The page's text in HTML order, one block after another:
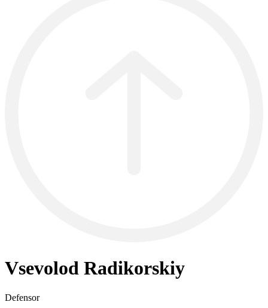
Vsevolod Radikorskiy
Defensor